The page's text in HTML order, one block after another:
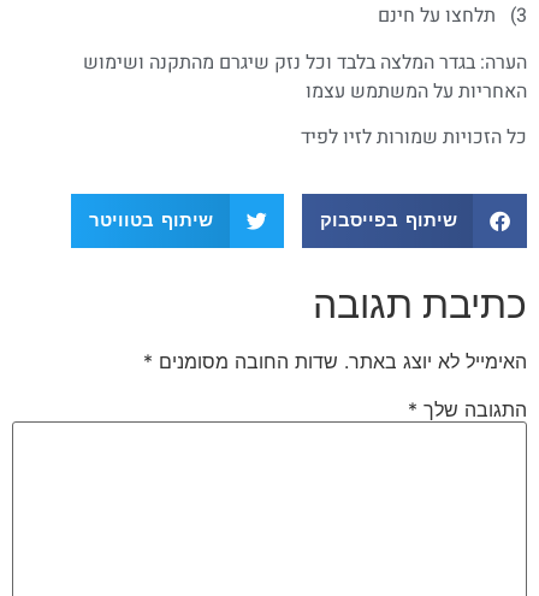
3) תלחצו על חינם
הערה: בגדר המלצה בלבד וכל נזק שיגרם מהתקנה ושימוש
האחריות על המשתמש עצמו
כל הזכויות שמורות לזיו לפיד
שיתוף בפייסבוק שיתוף בטוויטר
כתיבת תגובה
האימייל לא יוצג באתר. שדות החובה מסומנים *
התגובה שלך *